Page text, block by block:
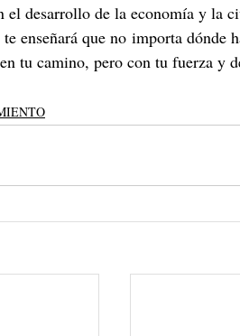
el desarrollo de la economía y la
enseñará que no importa
tu camino, pero con tu fuerza y